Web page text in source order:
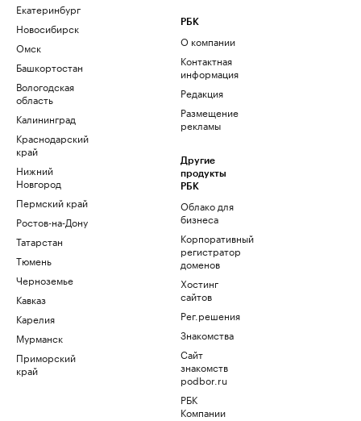
Екатеринбург
Новосибирск
Омск
Башкортостан
Вологодская
область
Калининград
Краснодарский
край
Нижний
Новгород
Пермский край
Ростов-на-Дону
Татарстан
Тюмень
Черноземье
Кавказ
Карелия
Мурманск
Приморский
край
РБК
О компании
Контактная
информация
Редакция
Размещение
рекламы
Другие
продукты
РБК
Облако для
бизнеса
Корпоративный
регистратор
доменов
Хостинг
сайтов
Рег.решения
Знакомства
Сайт
знакомств
podbor.ru
РБК
Компании